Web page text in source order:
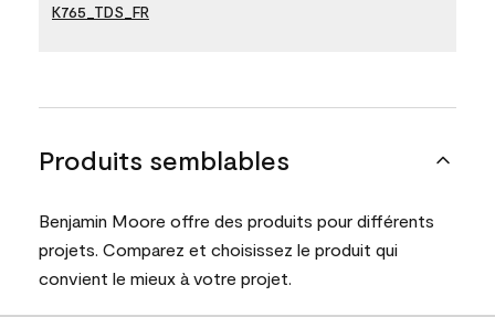
K765_TDS_FR
Produits semblables
Benjamin Moore offre des produits pour différents
projets. Comparez et choisissez le produit qui
convient le mieux à votre projet.